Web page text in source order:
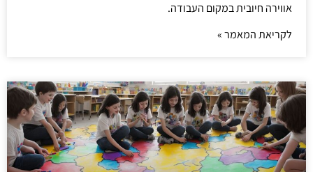
אווירה חיובית במקום העבודה.
לקריאת המאמר »